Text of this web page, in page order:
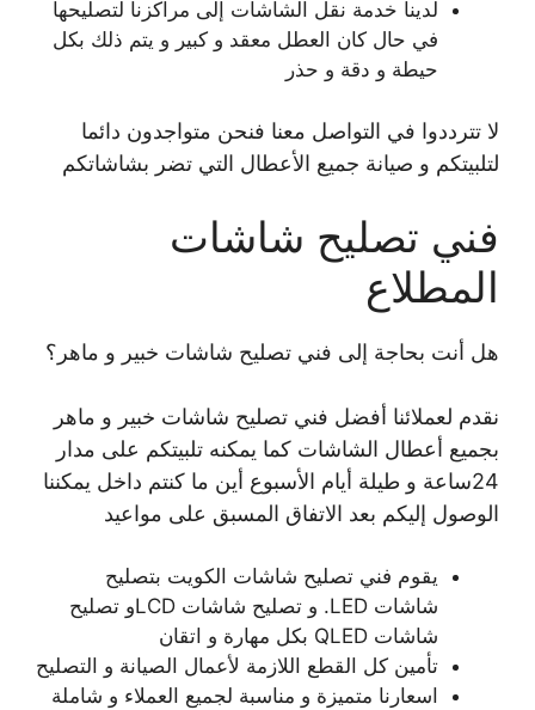
لدينا خدمة نقل الشاشات إلى مراكزنا لتصليحها
في حال كان العطل معقد و كبير و يتم ذلك بكل
حيطة و دقة و حذر
لا تترددوا في التواصل معنا فنحن متواجدون دائما
لتلبيتكم و صيانة جميع الأعطال التي تضر بشاشاتكم
فني تصليح شاشات
المطلاع
هل أنت بحاجة إلى فني تصليح شاشات خبير و ماهر؟
نقدم لعملائنا أفضل فني تصليح شاشات خبير و ماهر
بجميع أعطال الشاشات كما يمكنه تلبيتكم على مدار
24ساعة و طيلة أيام الأسبوع أين ما كنتم داخل يمكننا
الوصول إليكم بعد الاتفاق المسبق على مواعيد
يقوم فني تصليح شاشات الكويت بتصليح
شاشات LED. و تصليح شاشات LCDو تصليح
شاشات QLED بكل مهارة و اتقان
تأمين كل القطع اللازمة لأعمال الصيانة و التصليح
اسعارنا متميزة و مناسبة لجميع العملاء و شاملة